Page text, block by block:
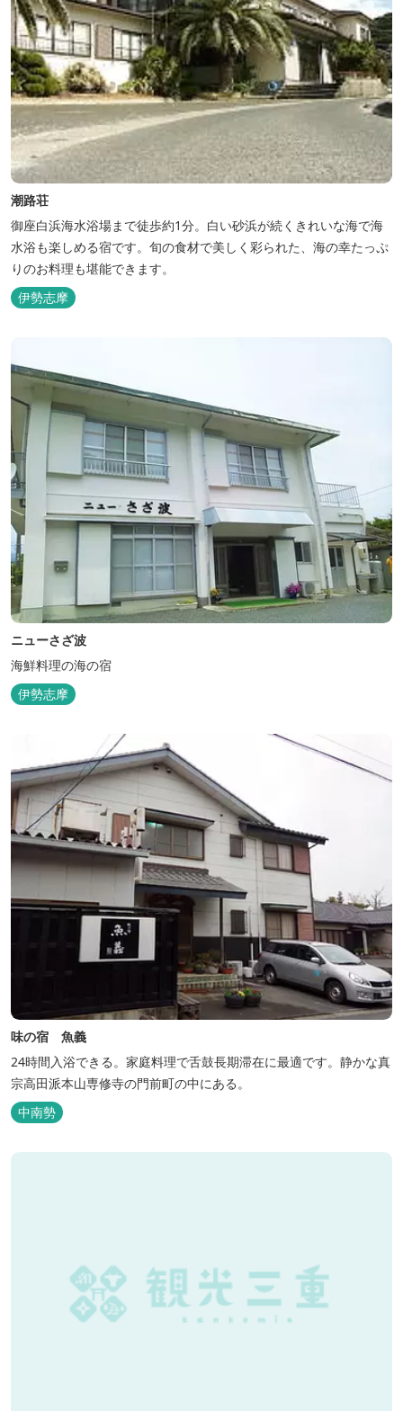
潮路荘
御座白浜海水浴場まで徒歩約1分。白い砂浜が続くきれいな海で海
水浴も楽しめる宿です。旬の食材で美しく彩られた、海の幸たっぷ
りのお料理も堪能できます。
伊勢志摩
ニューさざ波
海鮮料理の海の宿
伊勢志摩
味の宿 魚義
24時間入浴できる。家庭料理で舌鼓長期滞在に最適です。静かな真
宗高田派本山専修寺の門前町の中にある。
中南勢